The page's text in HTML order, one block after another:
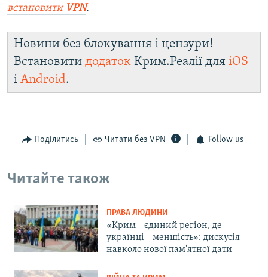
встановити VPN.
Новини без блокування і цензури!
Встановити додаток Крим.Реалії для iOS
і Android.
Поділитись Читати без VPN Follow us
Читайте також
ПРАВА ЛЮДИНИ
«Крим – єдиний регіон, де
українці – меншість»: дискусія
навколо нової пам'ятної дати